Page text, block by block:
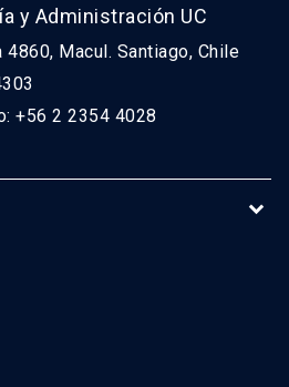
y Administración UC
4860, Macul. Santiago, Chile
+56 2 2354 4028